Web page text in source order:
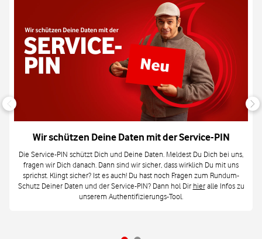
Wir schützen Deine Daten mit der Service-PIN
Die Service-PIN schützt Dich und Deine Daten. Meldest Du Dich bei uns,
fragen wir Dich danach. Dann sind wir sicher, dass wirklich Du mit uns
sprichst. Klingt sicher? Ist es auch! Du hast noch Fragen zum Rundum-
Schutz Deiner Daten und der Service-PIN? Dann hol Dir hieralle Infos zu
unserem Authentifizierungs-Tool.